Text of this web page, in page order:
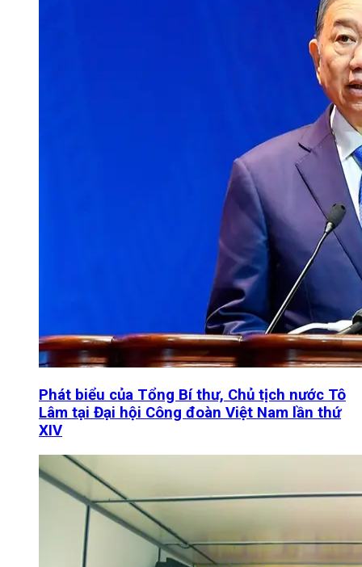
Phát biểu của Tổng Bí thư, Chủ tịch nước Tô
Lâm tại Đại hội Công đoàn Việt Nam lần thứ
XIV